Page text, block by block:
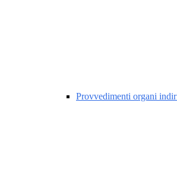
Provvedimenti organi